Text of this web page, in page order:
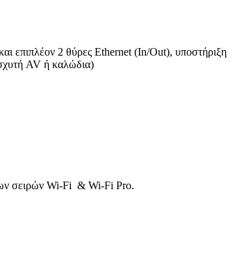
επιπλέον 2 θύρες Ethernet (In/Out), υποστήριξη
AV ή καλώδια)
των σειρών Wi-Fi & Wi-Fi Pro.